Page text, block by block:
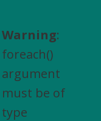
Warning:
foreach()
argument
must be of
type